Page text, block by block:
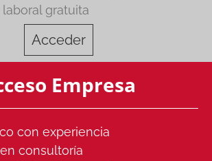
gratuita
Acceder
Empresa
con experiencia
consultoría